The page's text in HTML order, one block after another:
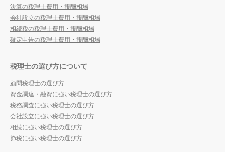
決算の税理士費用・報酬相場
会社設立の税理士費用・報酬相場
相続税の税理士費用・報酬相場
確定申告の税理士費用・報酬相場
税理士の選び方について
顧問税理士の選び方
資金調達・融資に強い税理士の選び方
税務調査に強い税理士の選び方
会社設立に強い税理士の選び方
相続に強い税理士の選び方
節税に強い税理士の選び方